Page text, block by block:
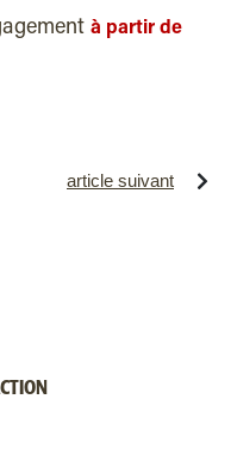
à partir de
article suivant